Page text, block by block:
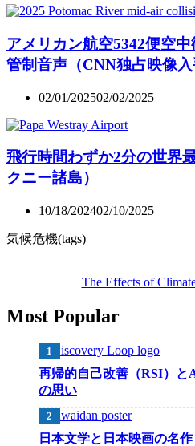
アメリカン航空5342便空
管制音声（CNN独占映像入
02/01/202502/02/2025
飛行時間わずか2分の世界
クニー諸島）
10/18/202402/10/2025
気候危機(tags)
The Effects of
Most Popular
再帰的自己改善（RSI）
の思い
日本文学と日本映画の名